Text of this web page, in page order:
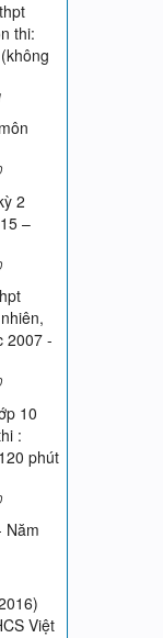
thi:
2
–
2007 -
10
:
phút
Năm
Việt